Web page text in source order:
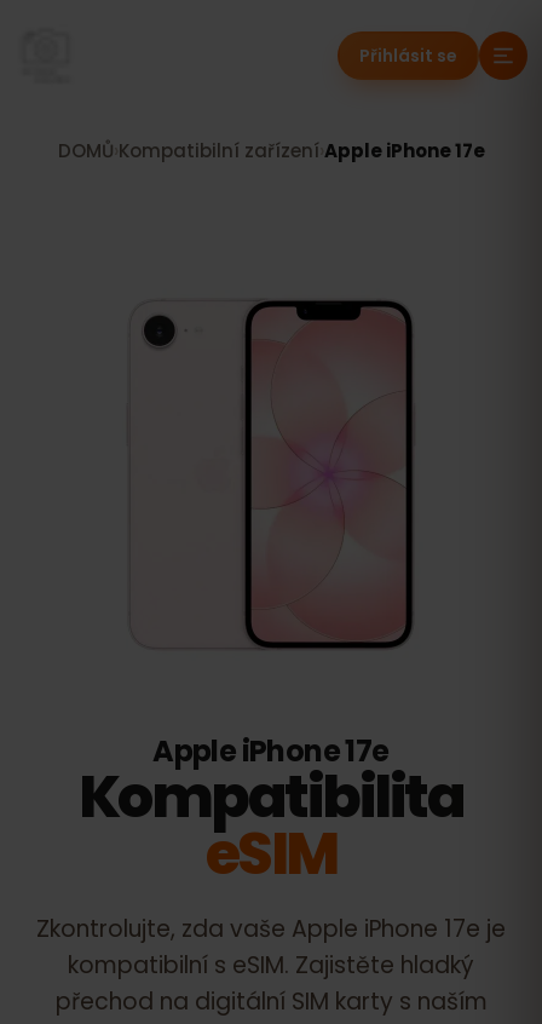
Přihlásit se
DOMŮ Kompatibilní zařízení Apple iPhone 17e
Apple iPhone 17e
Kompatibilita
eSIM
Zkontrolujte, zda vaše Apple iPhone 17e je
kompatibilní s eSIM. Zajistěte hladký
přechod na digitální SIM karty s naším